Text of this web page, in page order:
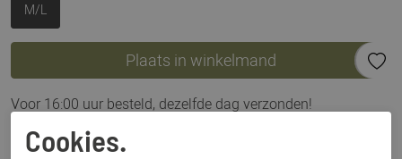
M/L
Plaats in winkelmand
Voor 16:00 uur besteld, dezelfde dag verzonden!
Omschrijving
Cookies.